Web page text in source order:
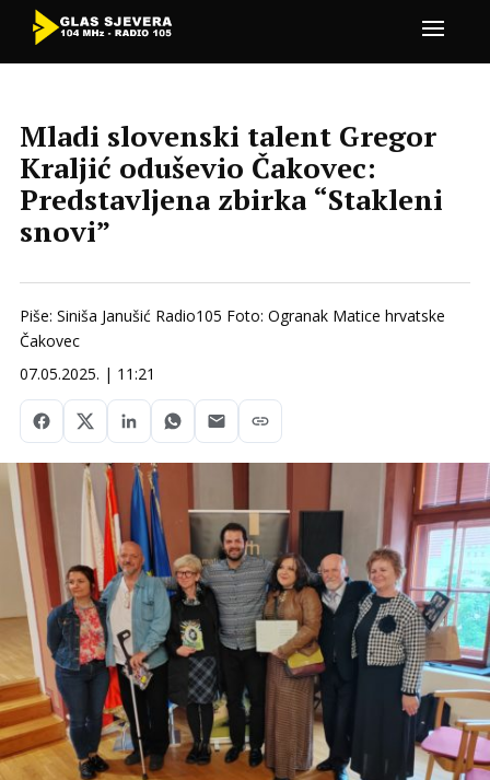
Mladi slovenski talent Gregor
Kraljić oduševio Čakovec:
Predstavljena zbirka “Stakleni
snovi”
Piše: Siniša Janušić Radio105 Foto: Ogranak Matice hrvatske
Čakovec
07.05.2025. | 11:21